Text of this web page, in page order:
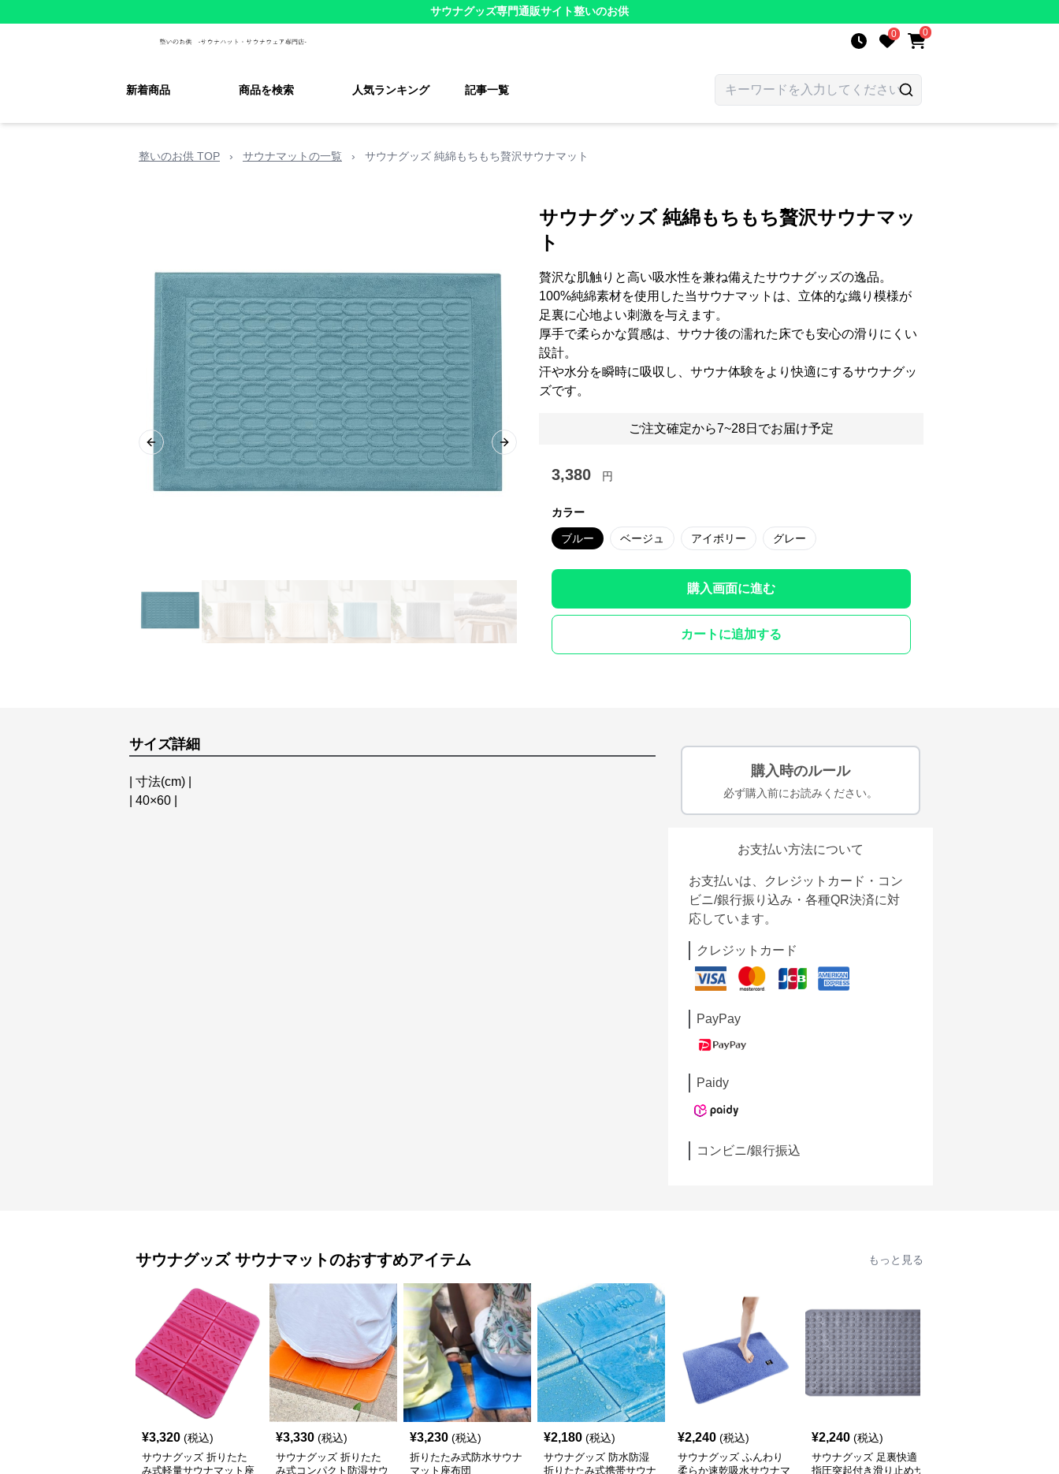
サウナグッズ専門通販サイト整いのお供
0 0
新着商品 商品を検索 人気ランキング 記事一覧
整いのお供 TOP › サウナマットの一覧 › サウナグッズ 純綿もちもち贅沢サウナマット
Previous slide Next slide
サウナグッズ 純綿もちもち贅沢サウナマッ
ト
贅沢な肌触りと高い吸水性を兼ね備えたサウナグッズの逸品。
100%純綿素材を使用した当サウナマットは、立体的な織り模様が
足裏に心地よい刺激を与えます。
厚手で柔らかな質感は、サウナ後の濡れた床でも安心の滑りにくい
設計。
汗や水分を瞬時に吸収し、サウナ体験をより快適にするサウナグッ
ズです。
ご注文確定から7~28日でお届け予定
3,380 円
カラー
ブルー ベージュ アイボリー グレー
購入画面に進む
カートに追加する
サイズ詳細
| 寸法(cm) |
| 40×60 |
購入時のルール
必ず購入前にお読みください。
お支払い方法について
お支払いは、クレジットカード・コン
ビニ/銀行振り込み・各種QR決済に対
応しています。
クレジットカード
PayPay
Paidy
コンビニ/銀行振込
サウナグッズ サウナマットのおすすめアイテム もっと見る
¥3,320 (税込)
サウナグッズ 折りたた
み式軽量サウナマット座
¥3,330 (税込)
サウナグッズ 折りたた
み式コンパクト防湿サウ
¥3,230 (税込)
折りたたみ式防水サウナ
マット座布団
¥2,180 (税込)
サウナグッズ 防水防湿
折りたたみ式携帯サウナ
¥2,240 (税込)
サウナグッズ ふんわり
柔らか速乾吸水サウナマ
¥2,240 (税込)
サウナグッズ 足裏快適
指圧突起付き滑り止めサ